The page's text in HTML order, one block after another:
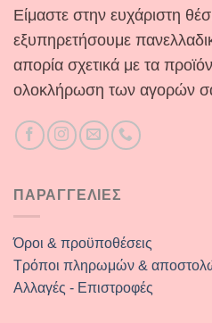
Είμαστε στην ευχάριστη
εξυπηρετήσουμε
απορία σχετικά με τα
ολοκλήρωση των αγορών
ΠΑΡΑΓΓΕΛΙΕΣ
Όροι & προϋποθέσεις
Τρόποι πληρωμών &
Αλλαγές - Επιστροφές